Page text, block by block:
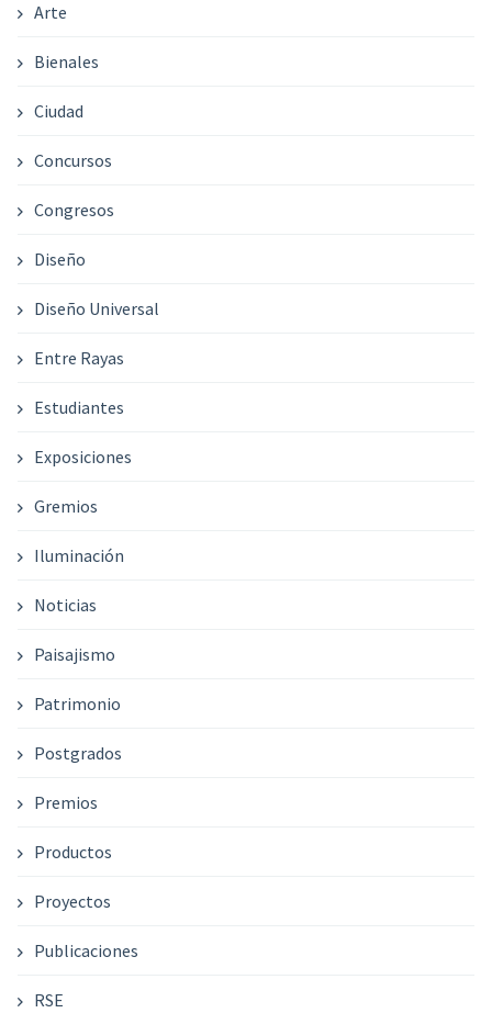
Arte
Bienales
Ciudad
Concursos
Congresos
Diseño
Diseño Universal
Entre Rayas
Estudiantes
Exposiciones
Gremios
Iluminación
Noticias
Paisajismo
Patrimonio
Postgrados
Premios
Productos
Proyectos
Publicaciones
RSE